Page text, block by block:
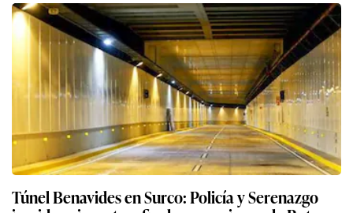
Túnel Benavides en Surco: Policía y Serenazgo